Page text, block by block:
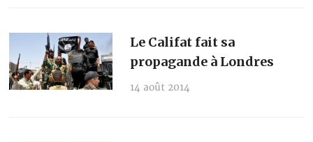
Le Califat fait sa
propagande à Londres
14 août 2014